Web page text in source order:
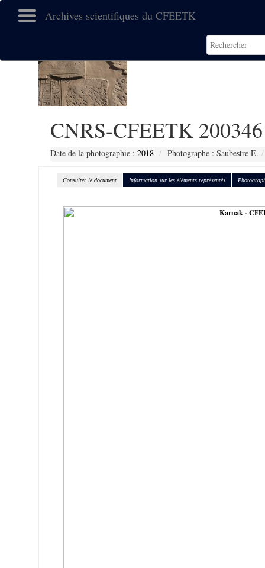
Archives scientifiques du CFEETK
CNRS-CFEETK 200346
Date de la photographie : 2018 Photographe : Saubestre E.
Consulter le document Information sur les éléments représentés